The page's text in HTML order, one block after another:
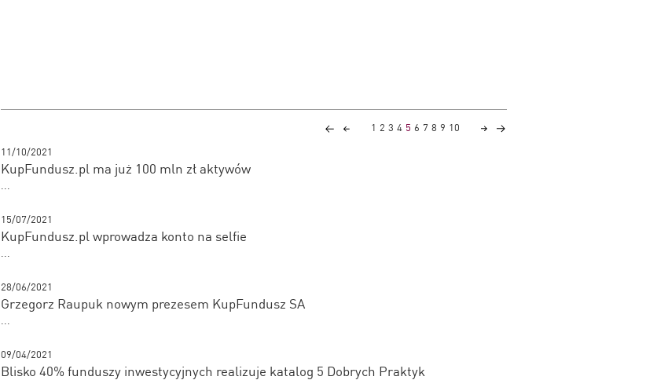
1 2 3 4 5 6 7 8 9 10
11/10/2021
KupFundusz.pl ma już 100 mln zł aktywów
...
15/07/2021
KupFundusz.pl wprowadza konto na selfie
...
28/06/2021
Grzegorz Raupuk nowym prezesem KupFundusz SA
...
09/04/2021
Blisko 40% funduszy inwestycyjnych realizuje katalog 5 Dobrych Praktyk